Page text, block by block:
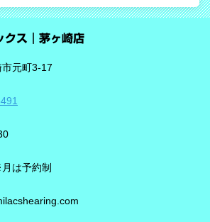
。 騒がしい場所では、相手の声だけでな
ます。 ビビアは、そうした場面で必要な
ントラストをつくる方向で働くことが特
と理解しやすいです。 DNNチップで、騒
が搭載されています。 このDNNチップは
明されています。 さらに、このチップが
の演算を行うとされています。 「インテ
装用の場合は、ワードロックオン機能で
を192,000個収集するから、騒音下での言
すくしてくれます。 デモ動画で確認 🔽ス
えば、言葉の聞き取りが25％アップ！
クス｜茅ヶ崎店
元町3-17
は予約制